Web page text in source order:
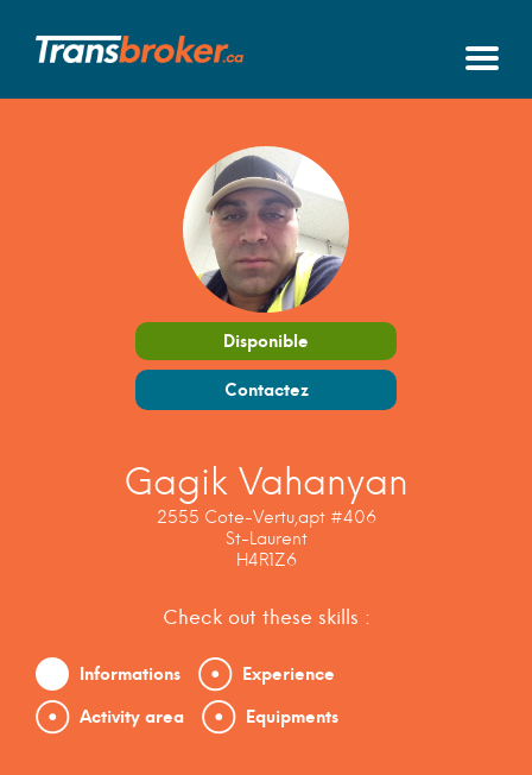
Disponible
Contactez
Gagik Vahanyan
2555 Cote-Vertu,apt #406
St-Laurent
H4R1Z6
Check out these skills :
Informations
Experience
Activity area
Equipments